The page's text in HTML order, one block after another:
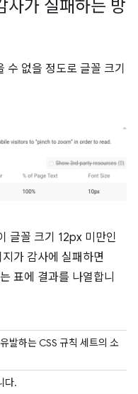
가 실패하는 방
수 없을 정도로 글꼴 크기
글꼴 크기 12px 미만인
가 감사에 실패하면
표에 결과를 나열합니
발하는 CSS 규칙 세트의 소
다.